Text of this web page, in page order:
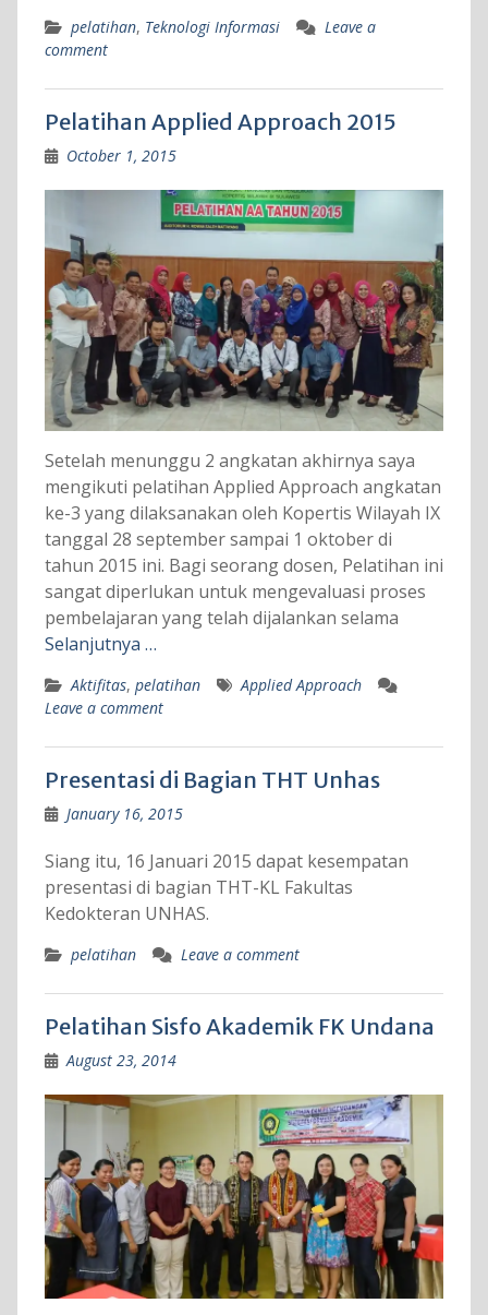
pelatihan, Teknologi Informasi
Leave a
comment
Pelatihan Applied Approach 2015
October 1, 2015
Setelah menunggu 2 angkatan akhirnya saya
mengikuti pelatihan Applied Approach angkatan
ke-3 yang dilaksanakan oleh Kopertis Wilayah IX
tanggal 28 september sampai 1 oktober di
tahun 2015 ini. Bagi seorang dosen, Pelatihan ini
sangat diperlukan untuk mengevaluasi proses
pembelajaran yang telah dijalankan selama
Selanjutnya …
Aktifitas, pelatihan
Applied Approach
Leave a comment
Presentasi di Bagian THT Unhas
January 16, 2015
Siang itu, 16 Januari 2015 dapat kesempatan
presentasi di bagian THT-KL Fakultas
Kedokteran UNHAS.
pelatihan Leave a comment
Pelatihan Sisfo Akademik FK Undana
August 23, 2014